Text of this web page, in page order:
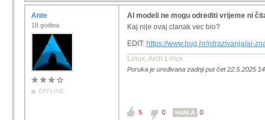
Ante
18 godina
OFFLINE
AI modeli ne mogu odrediti vrijeme ni
Kaj nije ovaj clanak vec bio?
EDIT: https://www.bug.hr/istrazivanja/ai-
Linux, Arch Linux.
Poruka je uređivana zadnji put čet 22.5.2025
5 0 HVALA 0